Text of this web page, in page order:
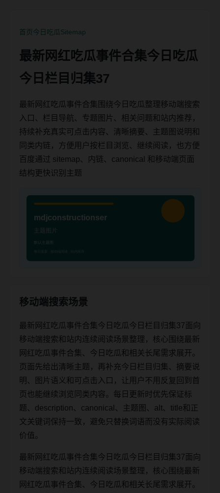
首页今日吃瓜Sitemap
最新网红吃瓜事件合集今日吃瓜
今日栏目归集37
最新网红吃瓜事件合集围绕今日吃瓜整理移动端搜索
入口、栏目导航、专题图片、相关问题和站内推荐，
持续补充真实可点击内容、清晰摘要、主题图说明和
同类内链，方便用户按栏目浏览、继续阅读，也方便
百度通过 sitemap、内链、canonical 和移动端页面
结构更快识别主题
移动端搜索场景
最新网红吃瓜事件合集今日吃瓜今日栏目归集37面向
移动端搜索和站内连续阅读场景整理，核心围绕最新
网红吃瓜事件合集、今日吃瓜和相关长尾需求展开。
页面先给出清晰主题，再补充今日栏目归集、摘要说
明、图片语义和可点击入口，让用户不用反复回到首
页也能继续浏览同类内容。每日更新时优先保证标
题、description、canonical、主题图、alt、title和正
文关键词保持一致，避免只替换词语而没有实际阅读
价值。
最新网红吃瓜事件合集今日吃瓜今日栏目归集37面向
移动端搜索和站内连续阅读场景整理，核心围绕最新
网红吃瓜事件合集、今日吃瓜和相关长尾需求展开。